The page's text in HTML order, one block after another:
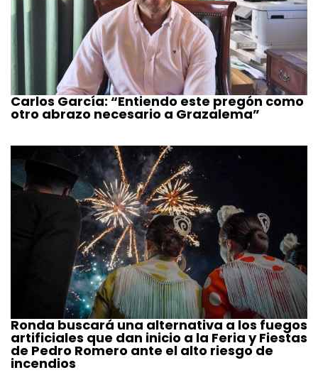
Carlos García: “Entiendo este pregón como
otro abrazo necesario a Grazalema”
Ronda buscará una alternativa a los fuegos
artificiales que dan inicio a la Feria y Fiestas
de Pedro Romero ante el alto riesgo de
incendios